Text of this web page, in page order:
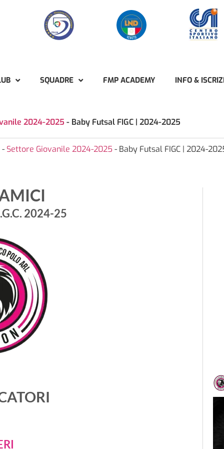
SQUADRE FMP ACADEMY INFO &
2024-2025 - Baby Futsal FIGC | 2024-2025
- Settore Giovanile 2024-2025 - Baby Futsal FIGC | 2024-
2024-25